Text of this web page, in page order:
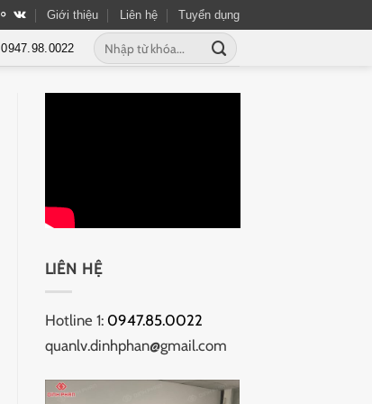
Giới thiệu Liên hệ Tuyển dụng
0947.98.0022
Tìm
kiếm:
LIÊN HỆ
Hotline 1: 0947.85.0022
quanlv.dinhphan@gmail.com